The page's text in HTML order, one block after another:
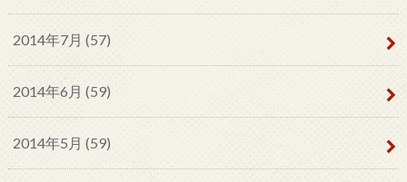
2014年7月 (57)
2014年6月 (59)
2014年5月 (59)